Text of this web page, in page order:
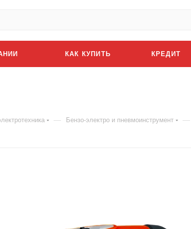
КАК КУПИТЬ КРЕДИТ
— Бензо-электро и пневмоинструмент —